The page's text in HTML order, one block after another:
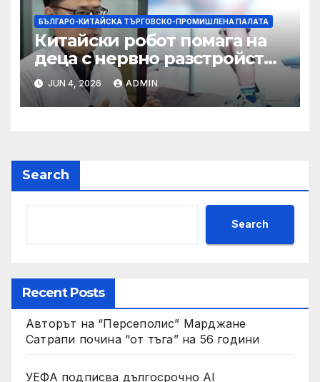
БЪЛГАРО-КИТАЙСКА ТЪРГОВСКО-ПРОМИШЛЕНА ПАЛАТА
Китайски робот помага на
деца с нервно разстройство
да се изправят за първи път
JUN 4, 2026 ADMIN
Search
Search
Recent Posts
Авторът на “Персеполис” Марджане
Сатрапи почина “от тъга” на 56 години
УЕФА подписва дългосрочно AI